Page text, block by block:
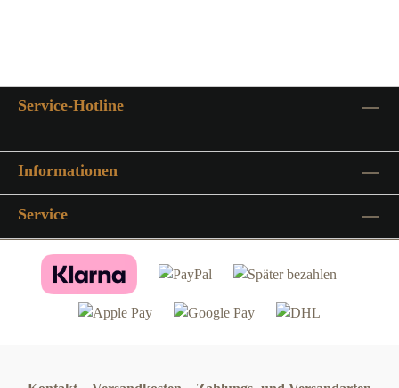
Kerzen) geeignet für den Außenbereich ist im Lieferumfang
enthaltender Schwibbogen lässt sich mittels vorhandenen Standfuß
Lichterbogen auf einer Wiese befestigen finden Sie passende
Erdspieße in unserem Shop unter Kategorie Zubehör (diese passen
nur für die Varianten 1,2 Meter bis 3 Meter und nicht für die
Service-Hotline
Informationen
Service